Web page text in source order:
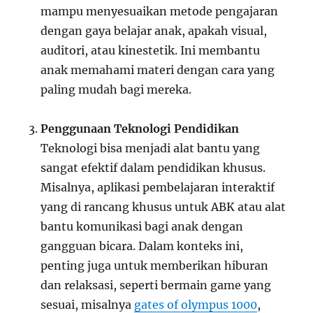
mampu menyesuaikan metode pengajaran
dengan gaya belajar anak, apakah visual,
auditori, atau kinestetik. Ini membantu
anak memahami materi dengan cara yang
paling mudah bagi mereka.
Penggunaan Teknologi Pendidikan
Teknologi bisa menjadi alat bantu yang
sangat efektif dalam pendidikan khusus.
Misalnya, aplikasi pembelajaran interaktif
yang di rancang khusus untuk ABK atau alat
bantu komunikasi bagi anak dengan
gangguan bicara. Dalam konteks ini,
penting juga untuk memberikan hiburan
dan relaksasi, seperti bermain game yang
sesuai, misalnya gates of olympus 1000,